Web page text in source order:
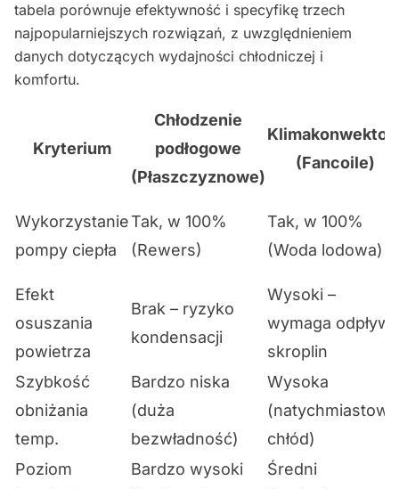
tabela porównuje efektywność i specyfikę trzech
najpopularniejszych rozwiązań, z uwzględnieniem
danych dotyczących wydajności chłodniczej i
komfortu.
Kryterium
Chłodzenie
podłogowe
(Płaszczyznowe)
(Fancoile)
Wykorzystanie
pompy ciepła
Tak, w 100%
(Rewers)
Tak, w 100%
(Woda lodowa)
Efekt
osuszania
powietrza
Brak – ryzyko
kondensacji
Wysoki –
wymaga
skroplin
Szybkość
obniżania
temp.
Bardzo niska
(duża
bezwładność)
Wysoka
(natychmiastowy
chłód)
Poziom
Bardzo wysoki
Średni